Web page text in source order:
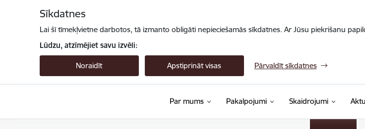
Sīkdatnes
Lai šī tīmekļvietne darbotos, tā izmanto obligāti nepieciešamās sīkdatnes. Ar Jūsu piekrišanu
Lūdzu, atzīmējiet savu izvēli:
Noraidīt Apstiprināt visas Pārvaldīt sīkdatnes
Par mums Pakalpojumi Skaidrojumi